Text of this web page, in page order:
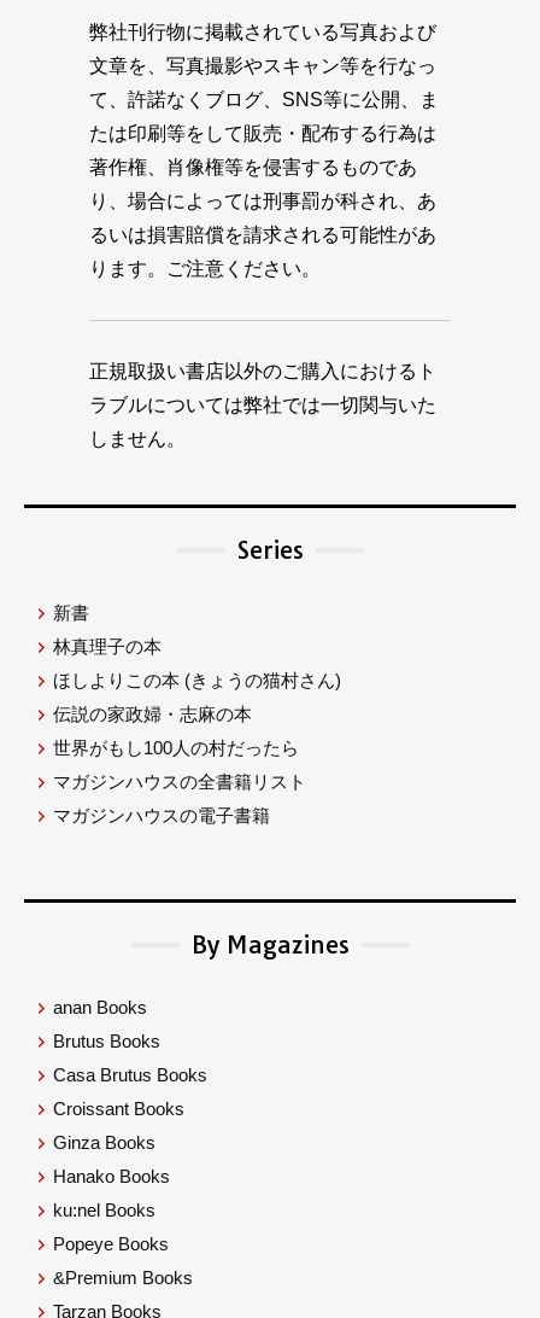
弊社刊行物に掲載されている写真および
文章を、写真撮影やスキャン等を行なっ
て、許諾なくブログ、SNS等に公開、ま
たは印刷等をして販売・配布する行為は
著作権、肖像権等を侵害するものであ
り、場合によっては刑事罰が科され、あ
るいは損害賠償を請求される可能性があ
ります。ご注意ください。
正規取扱い書店以外のご購入におけるト
ラブルについては弊社では一切関与いた
しません。
Series
新書
林真理子の本
ほしよりこの本 (きょうの猫村さん)
伝説の家政婦・志麻の本
世界がもし100人の村だったら
マガジンハウスの全書籍リスト
マガジンハウスの電子書籍
By Magazines
anan Books
Brutus Books
Casa Brutus Books
Croissant Books
Ginza Books
Hanako Books
ku:nel Books
Popeye Books
&Premium Books
Tarzan Books